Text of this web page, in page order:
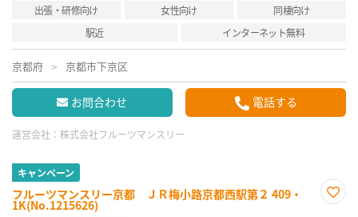
出張・研修向け 女性向け
同棲向け
駅近
インターネット無料
京都府 京都市下京区
お問合わせ 電話する
運営会社： 株式会社フルーツマンスリー
キャンペーン
フルーツマンスリー京都 ＪＲ梅小路京都西駅第２ 409・
1K(No.1215626)